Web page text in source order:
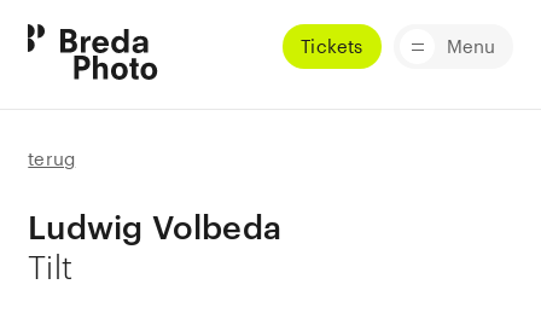
Tickets Menu
terug
Ludwig Volbeda
Tilt